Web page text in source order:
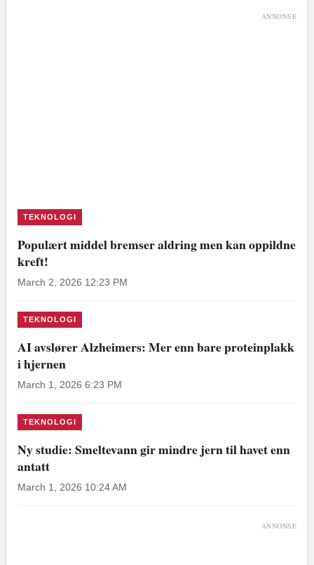
ANNONSE
TEKNOLOGI
Populært middel bremser aldring men kan oppildne
kreft!
March 2, 2026 12:23 PM
TEKNOLOGI
AI avslører Alzheimers: Mer enn bare proteinplakk
i hjernen
March 1, 2026 6:23 PM
TEKNOLOGI
Ny studie: Smeltevann gir mindre jern til havet enn
antatt
March 1, 2026 10:24 AM
ANNONSE